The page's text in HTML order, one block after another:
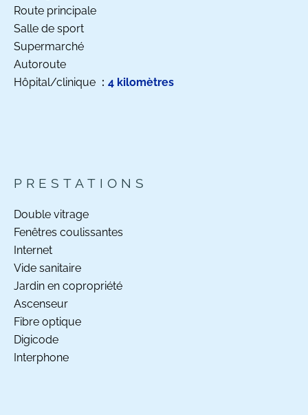
Route principale
Salle de sport
Supermarché
Autoroute
Hôpital/clinique
4 kilomètres
PRESTATIONS
Double vitrage
Fenêtres coulissantes
Internet
Vide sanitaire
Jardin en copropriété
Ascenseur
Fibre optique
Digicode
Interphone